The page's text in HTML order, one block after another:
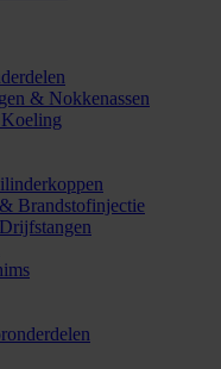
& Nokkenassen
Brandstofinjectie